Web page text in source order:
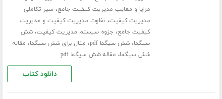
مزایا و معایب مدیریت کیفیت جامع، سیر تکاملی
مدیریت کیفیت، تفاوت مدیریت کیفیت و مدیریت
کیفیت جامع، جزوه سیستم مدیریت کیفیت،شش
سیگما،شش سیگما pdf ، مثال برای شش سیگما، مقاله
شش سیگما، مقاله شش سیگما pdf
دانلود کتاب